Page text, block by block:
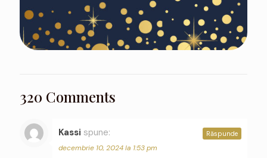
320 Comments
Kassi spune:
decembrie 10, 2024 la 1:53 pm
Răspunde